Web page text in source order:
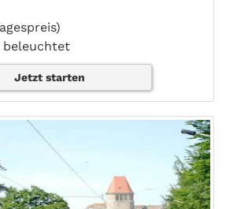
beleuchtet
Jetzt starten